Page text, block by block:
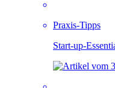
Praxis-Tipps
Start-up-